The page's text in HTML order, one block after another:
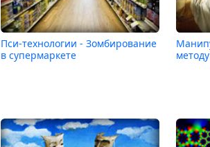
Пси-технологии - Зомбирование
в супермаркете